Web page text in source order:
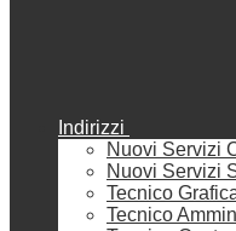
Indirizzi
Nuovi Servizi
Nuovi Servizi
Tecnico
Tecnico